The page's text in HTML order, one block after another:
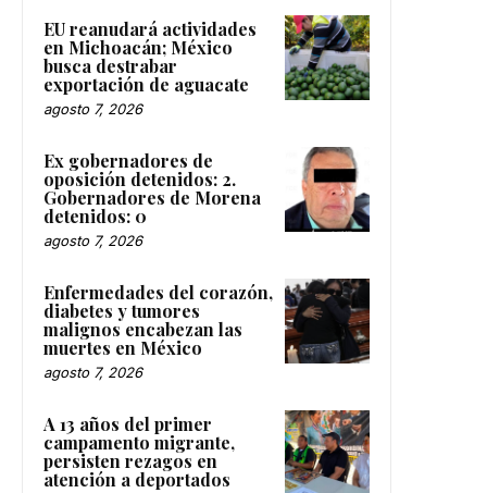
EU reanudará actividades
en Michoacán; México
busca destrabar
exportación de aguacate
agosto 7, 2026
Ex gobernadores de
oposición detenidos: 2.
Gobernadores de Morena
detenidos: 0
agosto 7, 2026
Enfermedades del corazón,
diabetes y tumores
malignos encabezan las
muertes en México
agosto 7, 2026
A 13 años del primer
campamento migrante,
persisten rezagos en
atención a deportados